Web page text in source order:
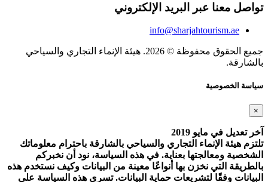
تواصل معنا عبر البريد الإلكتروني
info@sharjahtourism.ae
جميع الحقوق محفوظة © 2026. هيئة الإنماء التجاري والسياحي
بالشارقة.
سياسة الخصوصية
×
آخر تعديل في مايو 2019
تلتزم هيئة الإنماء التجاري والسياحي بالشارقة باحترام معلوماتك
الشخصية ومعالجتها بعناية. في هذه السياسة، نود أن نخبركم
بالطريقة التي نخزن بها أنواعًا معينة من البيانات وكيف نستخدم هذه
البيانات وفقًا لتشريعات حماية البيانات. تسري هذه السياسة على